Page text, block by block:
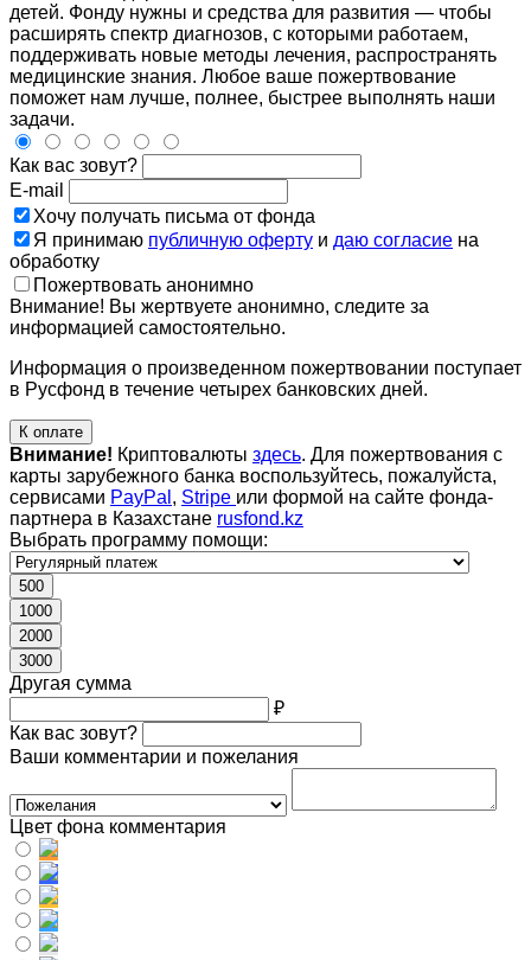
детей. Фонду нужны и средства для развития — чтобы
расширять спектр диагнозов, с которыми работаем,
поддерживать новые методы лечения, распространять
медицинские знания. Любое ваше пожертвование
поможет нам лучше, полнее, быстрее выполнять наши
задачи.
Как вас зовут?
E-mail
Хочу получать письма от фонда
Я принимаю публичную оферту и даю согласие на
обработку
Пожертвовать анонимно
Внимание! Вы жертвуете анонимно, следите за
информацией самостоятельно.
Информация о произведенном пожертвовании поступает
в Русфонд в течение четырех банковских дней.
К оплате
Внимание! Криптовалюты здесь. Для пожертвования с
карты зарубежного банка воспользуйтесь, пожалуйста,
сервисами PayPal , Stripe или формой на сайте фонда-
партнера в Казахстане rusfond.kz
Выбрать программу помощи:
500
1000
2000
3000
Другая сумма
₽
Как вас зовут?
Ваши комментарии и пожелания
Цвет фона комментария